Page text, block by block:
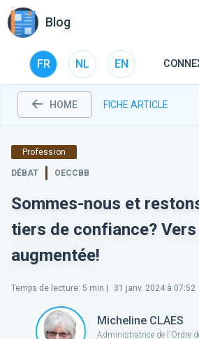
Blog
FR NL EN
HOME FICHE ARTICLE
Profession
DÉBAT OECCBB
Sommes-nous et
tiers de confiance?
augmentée!
Temps de lecture: 5 min | 31 janv. 2024 à 07:52
Micheline CLAES
Administratrice de l'Ordre